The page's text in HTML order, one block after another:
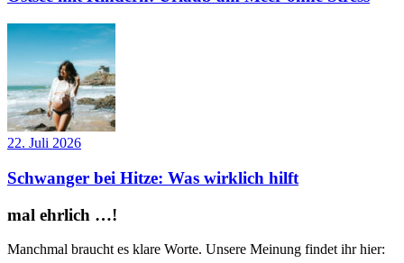
22. Juli 2026
Schwanger bei Hitze: Was wirklich hilft
mal ehrlich …!
Manchmal braucht es klare Worte. Unsere Meinung findet ihr hier: